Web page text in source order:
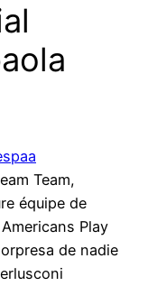
Team,
équipe de
Play
de nadie